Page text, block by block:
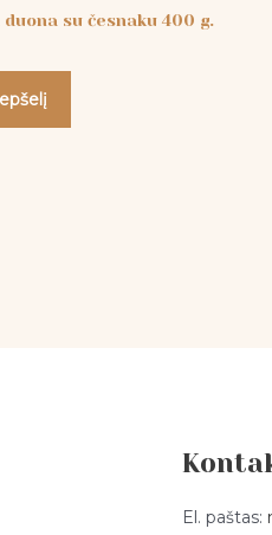
su česnaku 400 g.
El. paštas: